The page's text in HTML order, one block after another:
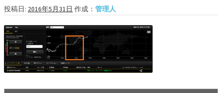
ン
へ
ス
キ
ッ
プ
ス
キ
ッ
プ
ハイローオーストラリア
オプションビット
ファイブスターズオプション
投稿日: 2016年5月31日 作成： 管理人